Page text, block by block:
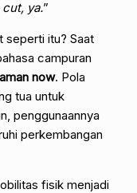
cut, ya.”
seperti itu? Saat
campuran
now. Pola
tua untuk
penggunaannya
perkembangan
fisik menjadi